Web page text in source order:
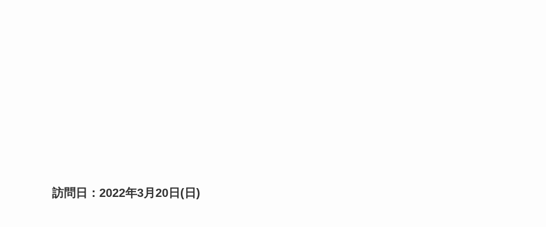
訪問日：2022年3月20日(日)